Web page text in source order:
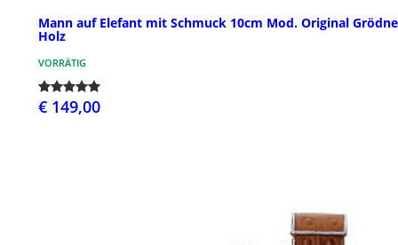
Mann auf Elefant mit Schmuck 10cm Mod. Original
Holz
VORRÄTIG
€ 149,00